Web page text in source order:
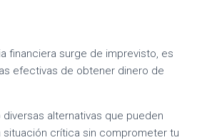
financiera surge de imprevisto, es
efectivas de obtener dinero de
alternativas que pueden
situación crítica sin comprometer tu